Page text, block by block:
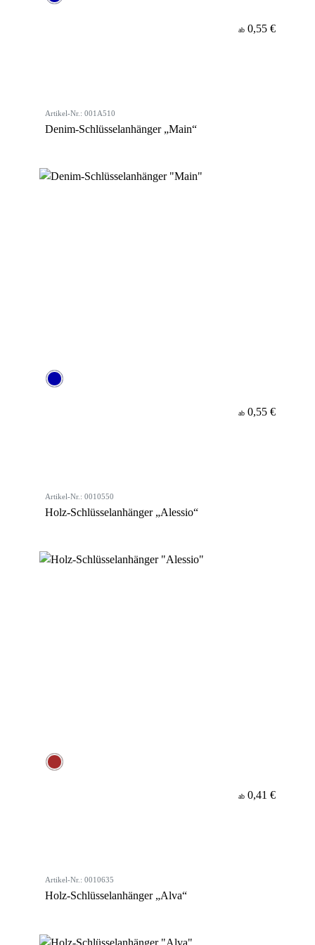
ab 0,55 €
Artikel-Nr.: 001A510
Denim-Schlüsselanhänger „Main“
ab 0,55 €
Artikel-Nr.: 0010550
Holz-Schlüsselanhänger „Alessio“
ab 0,41 €
Artikel-Nr.: 0010635
Holz-Schlüsselanhänger „Alva“